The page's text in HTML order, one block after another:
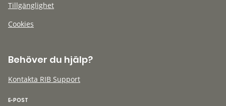
Tillgänglighet
Cookies
Behöver du hjälp?
Kontakta RIB Support
E-POST